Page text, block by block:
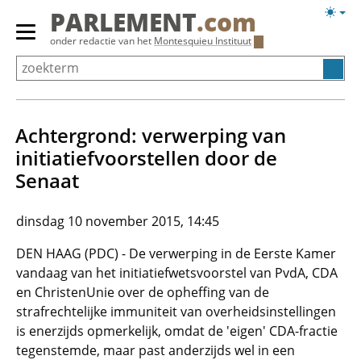
Overslaan
Primair
menu
tonen/verbergen
PARLEMENT.com
onder redactie van het Montesquieu Instituut
Achtergrond: verwerping van
initiatiefvoorstellen door de
Senaat
dinsdag 10 november 2015, 14:45
DEN HAAG (PDC) - De verwerping in de Eerste Kamer
vandaag van het initiatiefwetsvoorstel van PvdA, CDA
en ChristenUnie over de opheffing van de
strafrechtelijke immuniteit van overheidsinstellingen
is enerzijds opmerkelijk, omdat de 'eigen' CDA-fractie
tegenstemde, maar past anderzijds wel in een